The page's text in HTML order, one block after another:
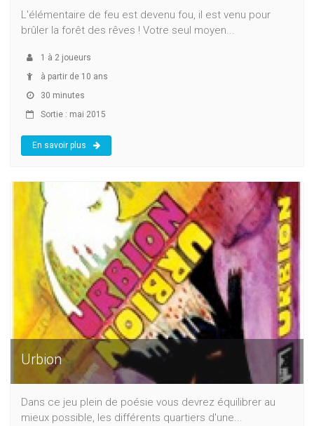
L'élémentaire de feu est devenu fou, il est venu pour
brûler la forêt des rêves ! Votre seul moyen...
1 à 2 joueurs
à partir de 10 ans
30 minutes
Sortie : mai 2015
En savoir plus
Urbion
Dans ce jeu plein de poésie vous devrez équilibrer au
mieux possible, les différents quartiers d'une...